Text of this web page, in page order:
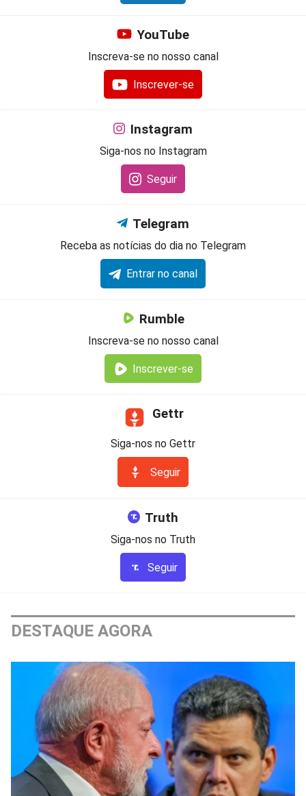
YouTube
Inscreva-se no nosso canal
Inscrever-se
Instagram
Siga-nos no Instagram
Seguir
Telegram
Receba as notícias do dia no Telegram
Entrar no canal
Rumble
Inscreva-se no nosso canal
Inscrever-se
Gettr
Siga-nos no Gettr
Seguir
Truth
Siga-nos no Truth
Seguir
DESTAQUE AGORA